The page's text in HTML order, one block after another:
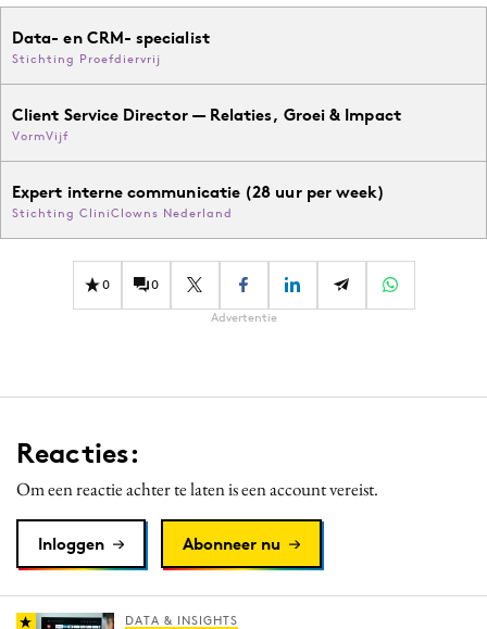
Data- en CRM- specialist
Stichting Proefdiervrij
Client Service Director — Relaties, Groei & Impact
VormVijf
Expert interne communicatie (28 uur per week)
Stichting CliniClowns Nederland
0 0
Advertentie
Reacties:
Om een reactie achter te laten is een account vereist.
Inloggen Abonneer nu
DATA & INSIGHTS